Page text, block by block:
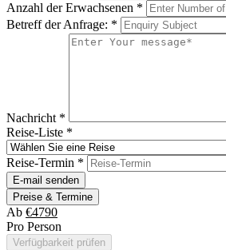
Anzahl der Erwachsenen *
Betreff der Anfrage: *
Nachricht *
Reise-Liste *
Reise-Termin *
E-mail senden
Preise & Termine
Ab €4790
Pro Person
Verfügbarkeit prüfen